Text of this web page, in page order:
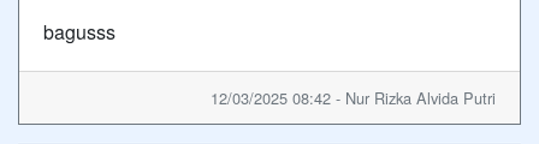
bagusss
12/03/2025 08:42 - Nur Rizka Alvida Putri